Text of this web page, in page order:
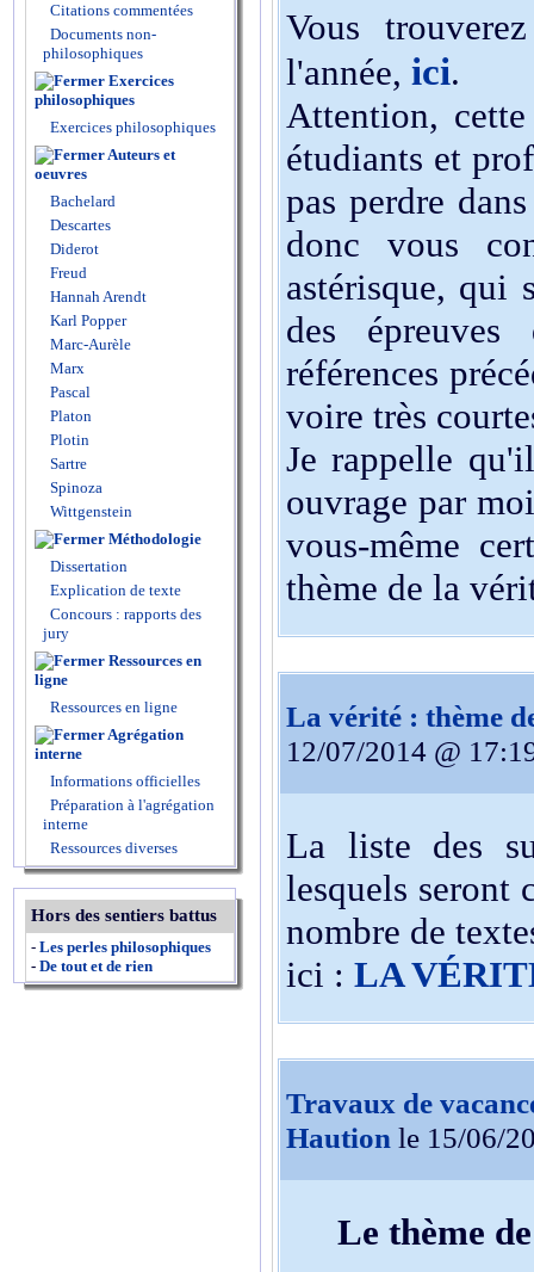
Citations commentées
Documents non-
philosophiques
Exercices
philosophiques
Exercices philosophiques
Auteurs et
oeuvres
Bachelard
Descartes
Diderot
Freud
Hannah Arendt
Karl Popper
Marc-Aurèle
Marx
Pascal
Platon
Plotin
Sartre
Spinoza
Wittgenstein
Méthodologie
Dissertation
Explication de texte
Concours : rapports des
jury
Ressources en
ligne
Ressources en ligne
Agrégation
interne
Informations officielles
Préparation à l'agrégation
interne
Ressources diverses
Hors des sentiers battus
- Les perles philosophiques
- De tout et de rien
Vous
l'année, ici.
Attention,
étudiants et
pas perdre
donc vous
astérisque, qui
des
références
voire très
Je rappelle
ouvrage par
vous-même
thème de la
La vérité : thème
12/07/2014 @
La liste des
lesquels seront
nombre de
ici : LA
Travaux de
Haution le 15/06/
Le thème